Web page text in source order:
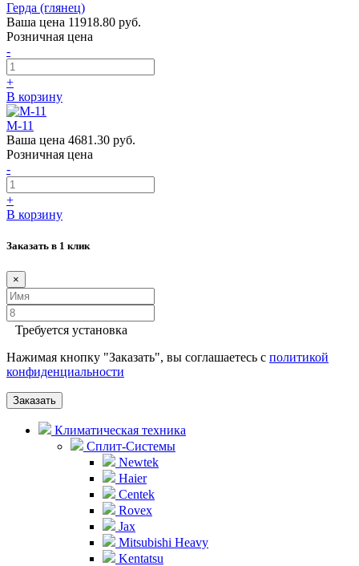
Герда (глянец)
Ваша цена 11918.80 руб.
Розничная цена
-
+
В корзину
М-11
Ваша цена 4681.30 руб.
Розничная цена
-
+
В корзину
Заказать в 1 клик
×
Требуется установка
Нажимая кнопку "Заказать", вы соглашаетесь с политикой
конфиденциальности
Заказать
Климатическая техника
Сплит-Системы
Newtek
Haier
Centek
Rovex
Jax
Mitsubishi Heavy
Kentatsu